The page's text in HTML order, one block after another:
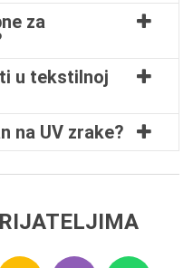
za
u tekstilnoj
na UV zrake?